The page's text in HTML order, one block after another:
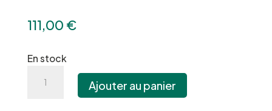
111,00 €
En stock
Ajouter au panier
A